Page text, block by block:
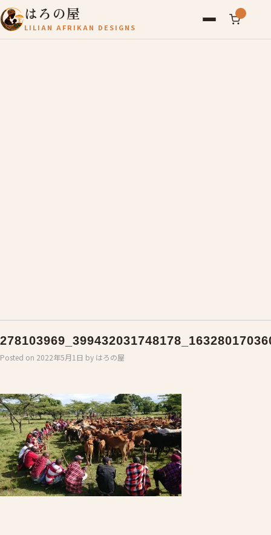
はろの屋
LILIAN AFRIKAN DESIGNS
Posted on 2022年5月1日 by はろの屋